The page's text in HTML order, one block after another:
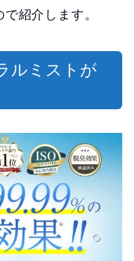
紹介します。
ルミストが